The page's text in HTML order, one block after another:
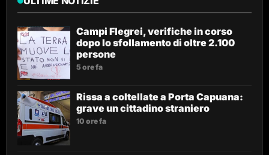
Campi Flegrei, verifiche in corso
dopo lo sfollamento di oltre 2.100
persone
5 ore fa
Rissa a coltellate a Porta Capuana:
grave un cittadino straniero
10 ore fa